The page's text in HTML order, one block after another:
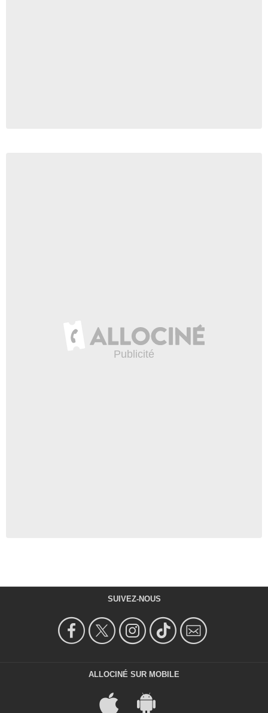
SUIVEZ-NOUS
ALLOCINÉ SUR MOBILE